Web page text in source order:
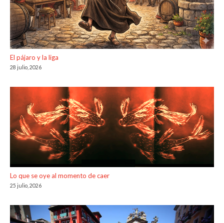
El pájaro y la liga
28 julio, 2026
Lo que se oye al momento de caer
25 julio, 2026